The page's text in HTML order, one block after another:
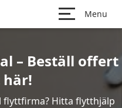
Menu
– Beställ offert
flyttfirma? Hitta flytthjälp